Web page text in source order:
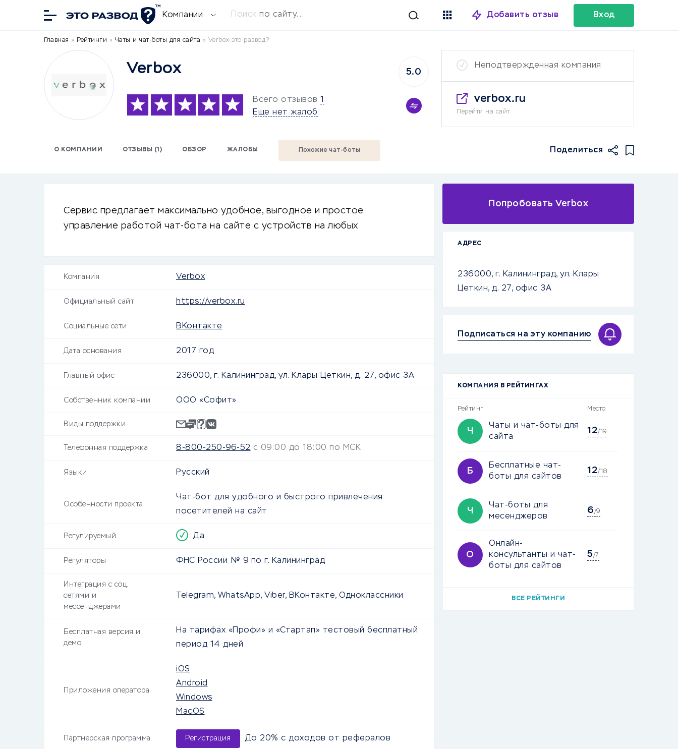
Компании Поиск по сайту... Добавить отзыв Вход
Главная » Рейтинги » Чаты и чат-боты для сайта » Verbox это развод?
Verbox
Всего отзывов 1
Еще нет жалоб
5.0
Неподтвержденная компания
verbox.ru
Перейти на сайт
О КОМПАНИИ ОТЗЫВЫ (1) ОБЗОР ЖАЛОБЫ Похожие чат-боты Поделиться
Сервис предлагает максимально удобное, выгодное и простое
управление работой чат-бота на сайте с устройств на любых
Компания Verbox
Официальный сайт https://verbox.ru
Социальные сети ВКонтакте
Дата основания 2017 год
Главный офис 236000, г. Калининград, ул. Клары Цеткин, д. 27, офис 3А
Собственник компании ООО «Софит»
Виды поддержки
Телефонная поддержка 8-800-250-96-52 с 09:00 до 18:00 по МСК
Языки Русский
Особенности проекта
Чат-бот для удобного и быстрого привлечения
посетителей на сайт
Регулируемый Да
Регуляторы ФНС России № 9 по г. Калининград
Интеграция с соц.
сетями и
мессенджерами
Telegram, WhatsApp, Viber, ВКонтакте, Одноклассники
Бесплатная версия и
демо
На тарифах «Профи» и «Стартап» тестовый бесплатный
период 14 дней
Приложения оператора
iOS
Android
Windows
MacOS
Партнерская программа Регистрация До 20% с доходов от рефералов
Попробовать Verbox
АДРЕС
236000, г. Калининград, ул. Клары
Цеткин, д. 27, офис 3А
Подписаться на эту компанию
КОМПАНИЯ В РЕЙТИНГАХ
Рейтинг Место
Ч
Чаты и чат-боты для
сайта
12/19
Б
Бесплатные чат-
боты для сайтов
12/18
Ч
Чат-боты для
месенджеров
6/9
О
Онлайн-
консультанты и чат-
боты для сайтов
5/7
ВСЕ РЕЙТИНГИ